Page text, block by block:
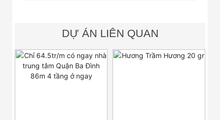
DỰ ÁN LIÊN QUAN